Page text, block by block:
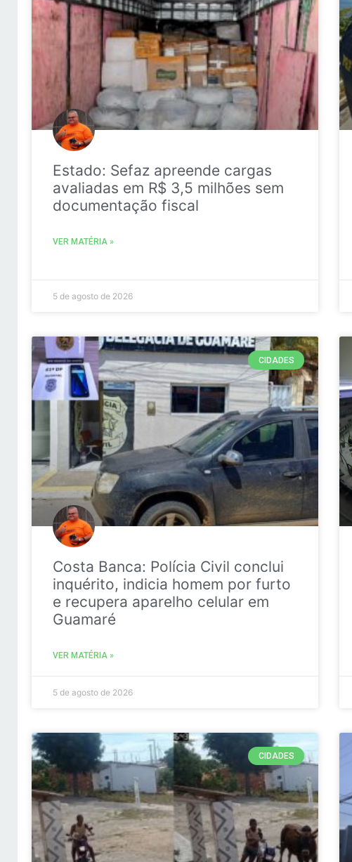
Estado: Sefaz apreende cargas
avaliadas em R$ 3,5 milhões sem
documentação fiscal
VER MATÉRIA »
5 de agosto de 2026
CIDADES
Costa Banca: Polícia Civil conclui
inquérito, indicia homem por furto
e recupera aparelho celular em
Guamaré
VER MATÉRIA »
5 de agosto de 2026
CIDADES